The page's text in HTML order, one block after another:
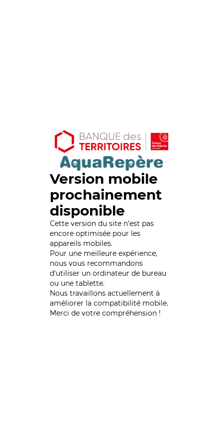
Version mobile
prochainement
disponible
Cette version du site n’est pas
encore optimisée pour les
appareils mobiles.
Pour une meilleure expérience,
nous vous recommandons
d'utiliser un ordinateur de bureau
ou une tablette.
Nous travaillons actuellement à
améliorer la compatibilité mobile.
Merci de votre compréhension !